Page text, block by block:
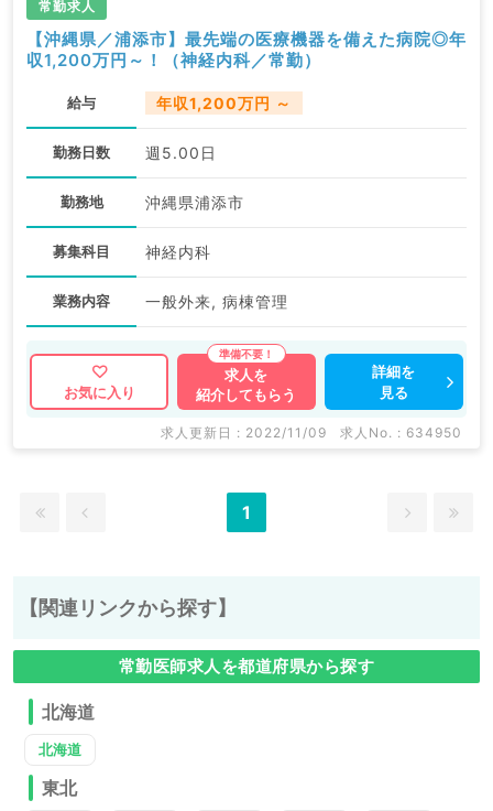
常勤求人
【沖縄県／浦添市】最先端の医療機器を備えた病院◎年
収1,200万円～！（神経内科／常勤）
給与 年収1,200万円 ～
勤務日数 週5.00日
勤務地 沖縄県浦添市
募集科目 神経内科
業務内容 一般外来, 病棟管理
お気に入り
求人を
紹介してもらう
詳細を
見る
求人更新日 : 2022/11/09 求人No. : 634950
1
【関連リンクから探す】
常勤医師求人を都道府県から探す
北海道
北海道
東北